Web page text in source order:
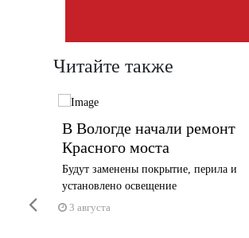
Читайте также
В Вологде начали ремонт
Красного моста
Будут заменены покрытие, перила и
установлено освещение
3 августа